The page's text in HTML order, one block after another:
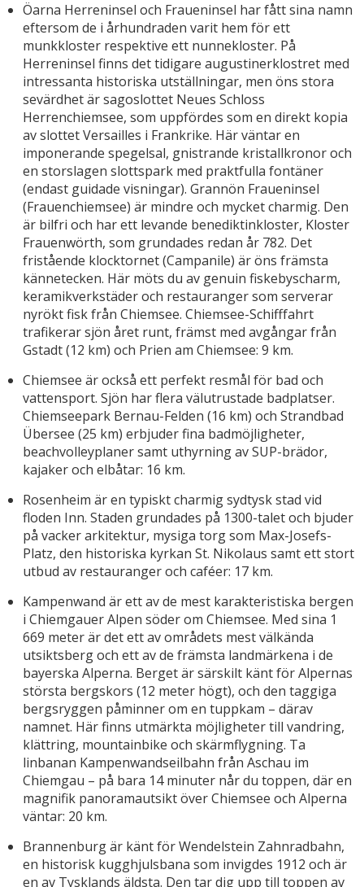
Öarna Herreninsel och Fraueninsel har fått sina namn
eftersom de i århundraden varit hem för ett
munkkloster respektive ett nunnekloster. På
Herreninsel finns det tidigare augustinerklostret med
intressanta historiska utställningar, men öns stora
sevärdhet är sagoslottet Neues Schloss
Herrenchiemsee, som uppfördes som en direkt kopia
av slottet Versailles i Frankrike. Här väntar en
imponerande spegelsal, gnistrande kristallkronor och
en storslagen slottspark med praktfulla fontäner
(endast guidade visningar). Grannön Fraueninsel
(Frauenchiemsee) är mindre och mycket charmig. Den
är bilfri och har ett levande benediktinkloster, Kloster
Frauenwörth, som grundades redan år 782. Det
fristående klocktornet (Campanile) är öns främsta
kännetecken. Här möts du av genuin fiskebyscharm,
keramikverkstäder och restauranger som serverar
nyrökt fisk från Chiemsee. Chiemsee-Schifffahrt
trafikerar sjön året runt, främst med avgångar från
Gstadt (12 km) och Prien am Chiemsee: 9 km.
Chiemsee är också ett perfekt resmål för bad och
vattensport. Sjön har flera välutrustade badplatser.
Chiemseepark Bernau-Felden (16 km) och Strandbad
Übersee (25 km) erbjuder fina badmöjligheter,
beachvolleyplaner samt uthyrning av SUP-brädor,
kajaker och elbåtar: 16 km.
Rosenheim är en typiskt charmig sydtysk stad vid
floden Inn. Staden grundades på 1300-talet och bjuder
på vacker arkitektur, mysiga torg som Max-Josefs-
Platz, den historiska kyrkan St. Nikolaus samt ett stort
utbud av restauranger och caféer: 17 km.
Kampenwand är ett av de mest karakteristiska bergen
i Chiemgauer Alpen söder om Chiemsee. Med sina 1
669 meter är det ett av områdets mest välkända
utsiktsberg och ett av de främsta landmärkena i de
bayerska Alperna. Berget är särskilt känt för Alpernas
största bergskors (12 meter högt), och den taggiga
bergsryggen påminner om en tuppkam – därav
namnet. Här finns utmärkta möjligheter till vandring,
klättring, mountainbike och skärmflygning. Ta
linbanan Kampenwandseilbahn från Aschau im
Chiemgau – på bara 14 minuter når du toppen, där en
magnifik panoramautsikt över Chiemsee och Alperna
väntar: 20 km.
Brannenburg är känt för Wendelstein Zahnradbahn,
en historisk kugghjulsbana som invigdes 1912 och är
en av Tysklands äldsta. Den tar dig upp till toppen av